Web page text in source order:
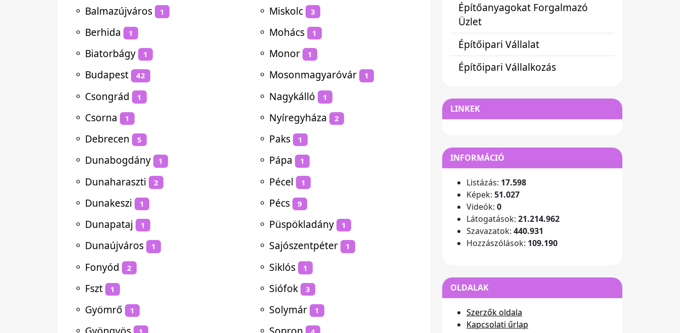
⚬ Balmazújváros 1
⚬ Berhida 1
⚬ Biatorbágy 1
⚬ Budapest 42
⚬ Csongrád 1
⚬ Csorna 1
⚬ Debrecen 5
⚬ Dunabogdány 1
⚬ Dunaharaszti 2
⚬ Dunakeszi 1
⚬ Dunapataj 1
⚬ Dunaújváros 1
⚬ Fonyód 2
⚬ Fszt 1
⚬ Gyömrő 1
⚬ Miskolc 3
⚬ Mohács 1
⚬ Monor 1
⚬ Mosonmagyaróvár 1
⚬ Nagykálló 1
⚬ Nyíregyháza 2
⚬ Paks 1
⚬ Pápa 1
⚬ Pécel 1
⚬ Pécs 9
⚬ Püspökladány 1
⚬ Sajószentpéter 1
⚬ Siklós 1
⚬ Siófok 3
⚬ Solymár 1
Építőanyagokat Forgalmazó
Üzlet
Építőipari Vállalat
Építőipari Vállalkozás
LINKEK
INFORMÁCIÓ
Listázás: 17.598
Képek: 51.027
Videók: 0
Látogatások: 21.214.962
Szavazatok: 440.931
Hozzászólások: 109.190
OLDALAK
Szerzők oldala
Kapcsolati űrlap